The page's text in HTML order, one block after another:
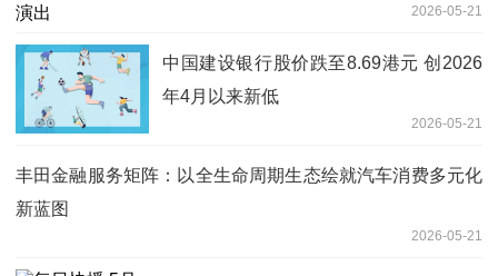
2026-05-21
中国建设银行股价跌至8.69港元 创2026
年4月以来新低
2026-05-21
丰田金融服务矩阵：以全生命周期生态绘就汽车消费多元化
新蓝图
2026-05-21